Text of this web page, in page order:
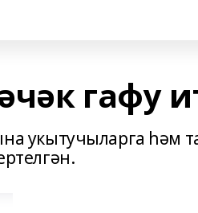
гафу
укытучыларга һәм